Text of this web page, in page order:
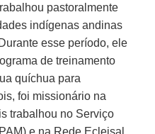
pastoralmente
indígenas andinas
esse período, ele
de treinamento
quíchua para
foi missionário na
trabalhou no Serviço
e na Rede Ecleisal